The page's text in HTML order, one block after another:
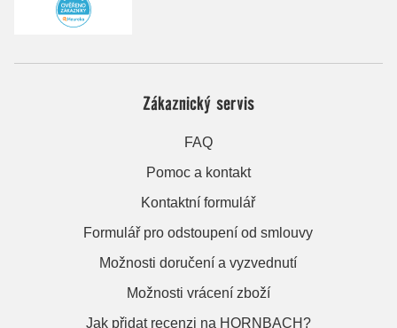
Zákaznický servis
FAQ
Pomoc a kontakt
Kontaktní formulář
Formulář pro odstoupení od smlouvy
Možnosti doručení a vyzvednutí
Možnosti vrácení zboží
Jak přidat recenzi na HORNBACH?